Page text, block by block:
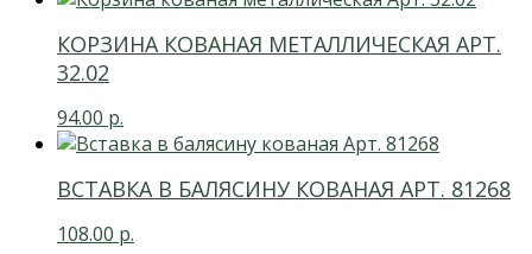
КОРЗИНА КОВАНАЯ МЕТАЛЛИЧЕСКАЯ АРТ.
32.02
94.00 р.
ВСТАВКА В БАЛЯСИНУ КОВАНАЯ АРТ. 81268
108.00 р.